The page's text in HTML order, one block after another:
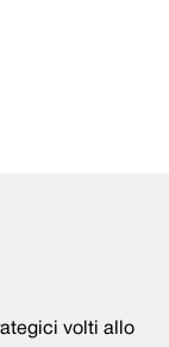
volti allo